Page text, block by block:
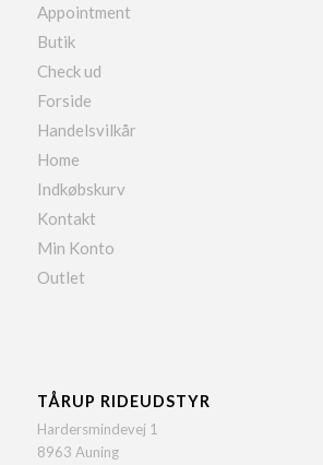
Appointment
Butik
Check ud
Forside
Handelsvilkår
Home
Indkøbskurv
Kontakt
Min Konto
Outlet
TÅRUP RIDEUDSTYR
Hardersmindevej 1
8963 Auning